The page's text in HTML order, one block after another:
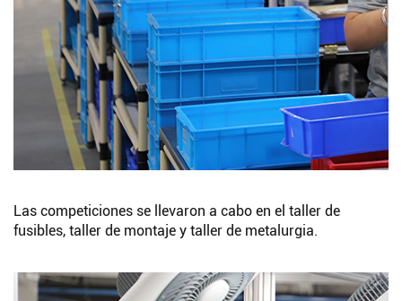
Las competiciones se llevaron a cabo en el taller de
fusibles, taller de montaje y taller de metalurgia.